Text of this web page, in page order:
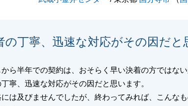
の丁寧、迅速な対応がその因だと
ら半年での契約は、おそらく早い決着の方ではない
寧、迅速な対応がその因だと思います。
は及びませんでしたが、終わってみれば、こんな